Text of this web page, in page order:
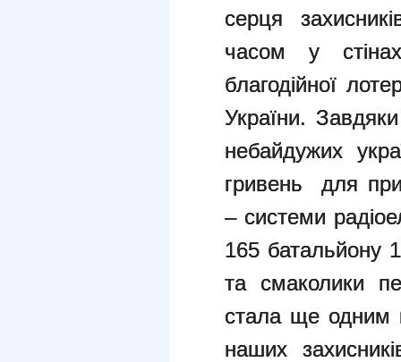
серця
часом у стінах
благодійної
України.
небайдужих
гривень для
– системи
165 батальйону
та смаколики
стала ще одним
наших